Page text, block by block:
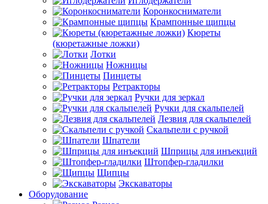
Коронкосниматели
Крампонные щипцы
Кюреты
(кюретажные ложки)
Лотки
Ножницы
Пинцеты
Ретракторы
Ручки для зеркал
Ручки для скальпелей
Лезвия для скальпелей
Скальпели с ручкой
Шпатели
Шприцы для инъекций
Штопфер-гладилки
Щипцы
Экскаваторы
Оборудование